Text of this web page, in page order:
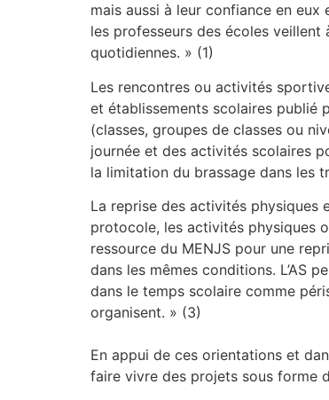
mais aussi à leur confiance en eux
les professeurs des écoles veillent
quotidiennes. » (1)
Les rencontres ou activités
et établissements scolaires publié
(classes, groupes de classes ou
journée et des activités scolaires
la limitation du brassage dans les
La reprise des activités physiques
protocole, les activités physiques
ressource du MENJS pour une
dans les mêmes conditions. L’AS
dans le temps scolaire comme
organisent. » (3)
En appui de ces orientations et
faire vivre des projets sous forme